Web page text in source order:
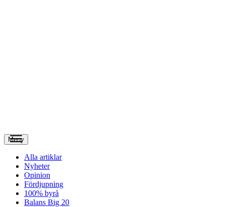
Meny
Alla artiklar
Nyheter
Opinion
Fördjupning
100% byrå
Balans Big 20